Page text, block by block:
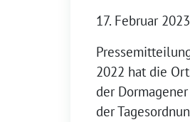
17. Februar 2023
2022 hat die
der
der